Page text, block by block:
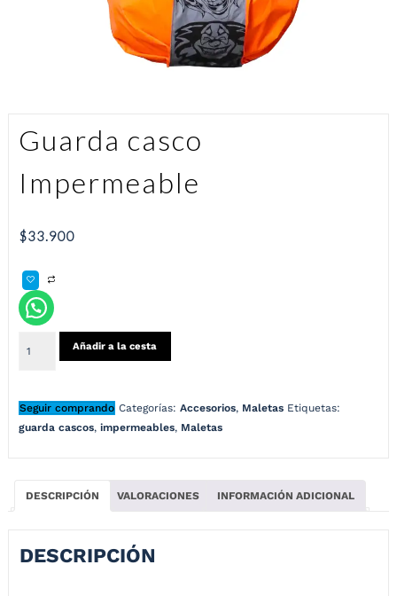
Guarda casco
Impermeable
$33.900
Añadir a la cesta
Seguir comprando Categorías: Accesorios, Maletas Etiquetas:
guarda cascos, impermeables, Maletas
DESCRIPCIÓN VALORACIONES INFORMACIÓN ADICIONAL
DESCRIPCIÓN